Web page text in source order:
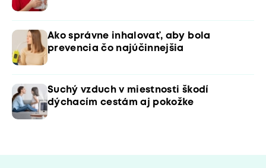
Ako správne inhalovať, aby bola
prevencia čo najúčinnejšia
Suchý vzduch v miestnosti škodí
dýchacím cestám aj pokožke